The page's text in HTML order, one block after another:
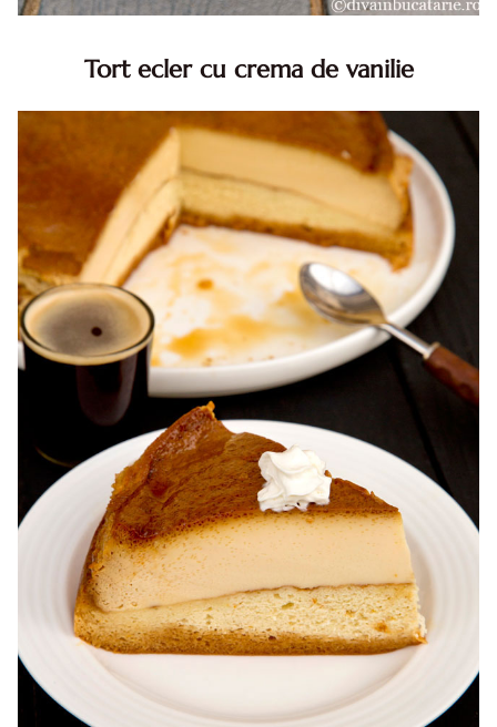
Tort ecler cu crema de vanilie
Reteta tort ecler. Tort ecler cu crema vanilie. Reteta
Karpatka